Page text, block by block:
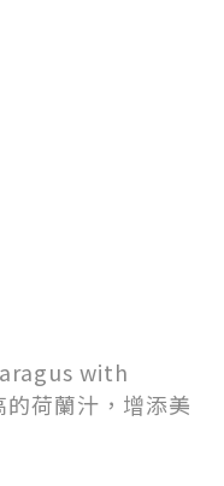
with
荷蘭汁，增添美